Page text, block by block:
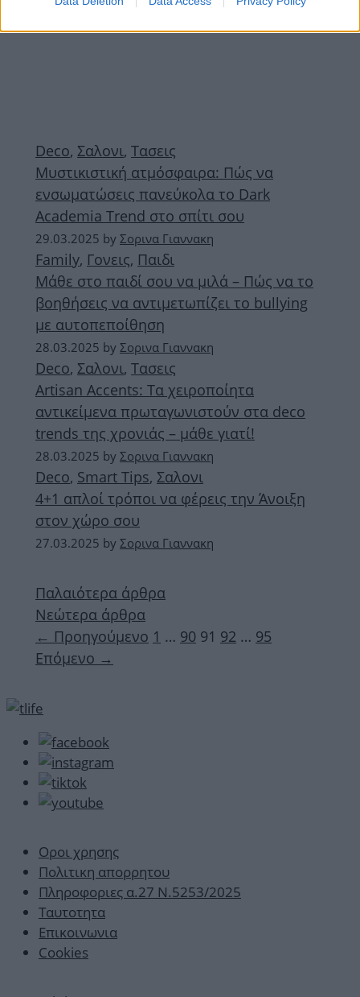
Deco, Σαλονι, Τασεις
Μυστικιστική ατμόσφαιρα: Πώς να
ενσωματώσεις πανεύκολα το Dark
Academia Trend στο σπίτι σου
29.03.2025 by Σορινα Γιαννακη
Family, Γονεις, Παιδι
Μάθε στο παιδί σου να μιλά – Πώς να το
βοηθήσεις να αντιμετωπίζει το bullying
με αυτοπεποίθηση
28.03.2025 by Σορινα Γιαννακη
Deco, Σαλονι, Τασεις
Artisan Accents: Τα χειροποίητα
αντικείμενα πρωταγωνιστούν στα deco
trends της χρονιάς – μάθε γιατί!
28.03.2025 by Σορινα Γιαννακη
Deco, Smart Tips, Σαλονι
4+1 απλοί τρόποι να φέρεις την Άνοιξη
στον χώρο σου
27.03.2025 by Σορινα Γιαννακη
Παλαιότερα άρθρα
Νεώτερα άρθρα
← Προηγούμενο Σελίδα
1 … Σελίδα
90 Σελίδα
91 Σελίδα
92 … Σελίδα
95
Επόμενο →
Οροι χρησης
Πολιτικη απορρητου
Πληροφοριες α.27 Ν.5253/2025
Ταυτοτητα
Επικοινωνια
Cookies